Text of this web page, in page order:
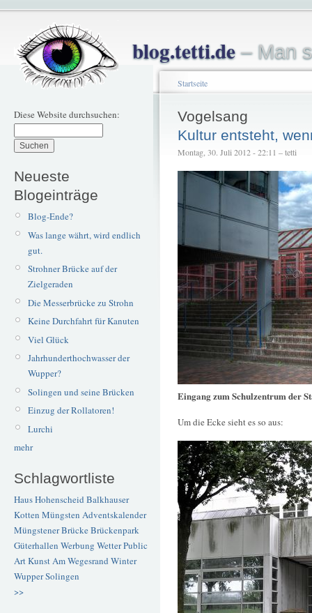
blog.tetti.de– Man
Diese Website durchsuchen:
Neueste
Blogeinträge
Blog-Ende?
Was lange währt, wird endlich
gut.
Strohner Brücke auf der
Zielgeraden
Die Messerbrücke zu Strohn
Keine Durchfahrt für Kanuten
Viel Glück
Jahrhunderthochwasser der
Wupper?
Solingen und seine Brücken
Einzug der Rollatoren!
Lurchi
mehr
Schlagwortliste
Haus Hohenscheid Balkhauser
Kotten Müngsten Adventskalender
Müngstener BrückeBrückenpark
Güterhallen Werbung WetterPublic
ArtKunstAm Wegesrand Winter
WupperSolingen
>>
Startseite
Vogelsang
Kultur entsteht,
Montag, 30. Juli 2012 - 22:11 – tetti
Eingang zum Schulzentrum der
Um die Ecke sieht es so aus: